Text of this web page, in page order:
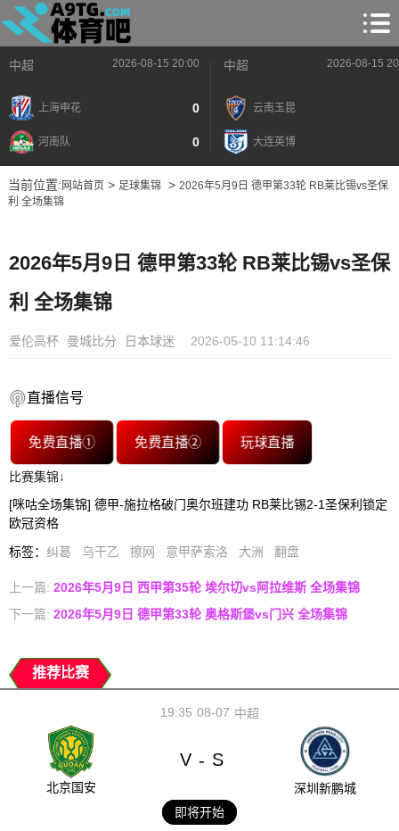
中超 2026-08-15 20:00
上海申花 0
河南队 0
中超 2026-08-15
云南玉昆
大连英博
当前位置: 网站首页> 足球集锦> 2026年5月9日 德甲第33轮 RB莱比锡vs圣保
利 全场集锦
2026年5月9日 德甲第33轮 RB莱比锡vs圣保
利 全场集锦
爱伦高杯 曼城比分 日本球迷 2026-05-10 11:14:46
直播信号
免费直播① 免费直播② 玩球直播
比赛集锦↓
[咪咕全场集锦] 德甲-施拉格破门奥尔班建功 RB莱比锡2-1圣保利锁定
欧冠资格
标签： 纠葛 乌干乙 擦网 意甲萨索洛 大洲 翻盘
上一篇: 2026年5月9日 西甲第35轮 埃尔切vs阿拉维斯 全场集锦
下一篇: 2026年5月9日 德甲第33轮 奥格斯堡vs门兴 全场集锦
推荐比赛
08-07
19:35 中超
北京国安
V - S
深圳新鹏城
即将开始